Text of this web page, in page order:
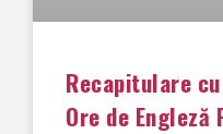
Recapitulare
Ore de